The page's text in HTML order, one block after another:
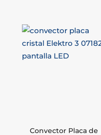
Convector Placa de